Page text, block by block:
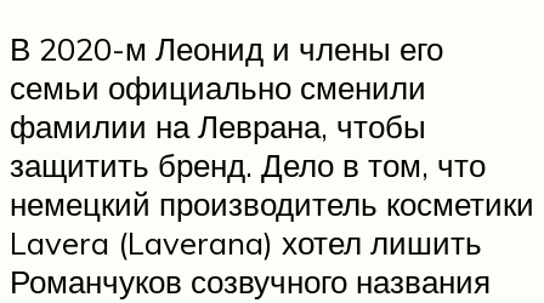
В 2020-м Леонид и члены его
семьи официально сменили
фамилии на Леврана, чтобы
защитить бренд. Дело в том, что
немецкий производитель косметики
Lavera (Laverana) хотел лишить
Романчуков созвучного названия